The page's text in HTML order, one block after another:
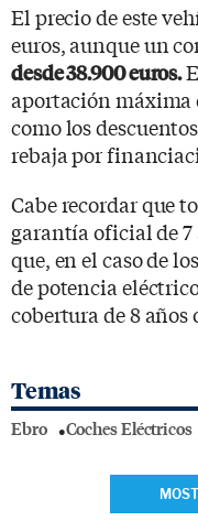
El precio de este
euros, aunque un
desde 38.900 euros.
aportación máxima
como los
rebaja por
Cabe recordar que
garantía oficial de 7
que, en el caso de
de potencia
cobertura de 8 años
Temas
Ebro Coches Eléctricos